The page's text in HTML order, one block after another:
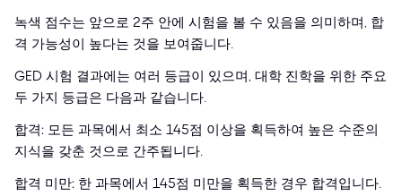
녹색 점수는 앞으로 2주 안에 시험을 볼 수 있음을 의미하며, 합
격 가능성이 높다는 것을 보여줍니다.
GED 시험 결과에는 여러 등급이 있으며, 대학 진학을 위한 주요
두 가지 등급은 다음과 같습니다.
합격: 모든 과목에서 최소 145점 이상을 획득하여 높은 수준의
지식을 갖춘 것으로 간주됩니다.
합격 미만: 한 과목에서 145점 미만을 획득한 경우 합격입니다.